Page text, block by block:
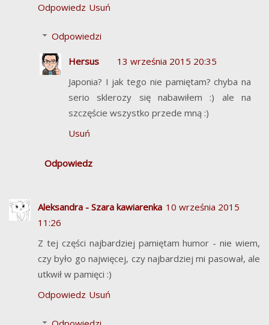
Odpowiedz Usuń
Odpowiedzi
Hersus
13 września 2015 20:35
Japonia? I jak tego nie pamiętam? chyba na
serio sklerozy się nabawiłem :) ale na
szczęście wszystko przede mną :)
Usuń
Odpowiedz
Aleksandra - Szara kawiarenka 10 września 2015
11:26
Z tej części najbardziej pamiętam humor - nie wiem,
czy było go najwięcej, czy najbardziej mi pasował, ale
utkwił w pamięci :)
Odpowiedz Usuń